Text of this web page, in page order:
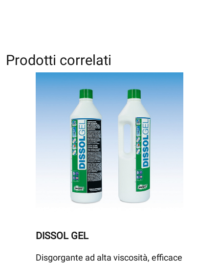
Prodotti correlati
DISSOL GEL
Disgorgante ad alta viscosità, efficace